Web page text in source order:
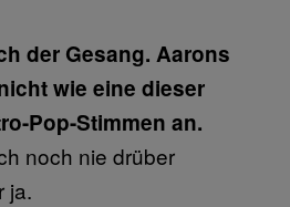
der Gesang. Aarons
wie eine dieser
Pop-Stimmen an.
noch nie drüber
ja.